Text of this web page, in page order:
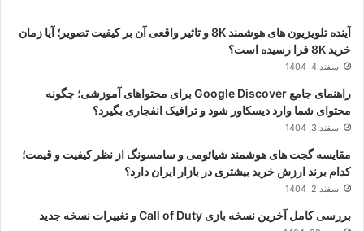
آینده تلویزیون های هوشمند 8K و تاثیر واقعی آن بر کیفیت تصویر؛ آیا زمان
خرید 8K فرا رسیده است؟
اسفند 4, 1404
راهنمای جامع Google Discover برای محتواهای آموزشی؛ چگونه
محتوای شما وارد دیسکاور شود و ترافیک انفجاری بگیرد؟
اسفند 3, 1404
مقایسه گجت های هوشمند شیائومی و سامسونگ از نظر کیفیت و قیمت؛
کدام برند ارزش خرید بیشتری در بازار ایران دارد؟
اسفند 2, 1404
بررسی کامل آخرین نسخه بازی Call of Duty و تغییرات نسخه جدید